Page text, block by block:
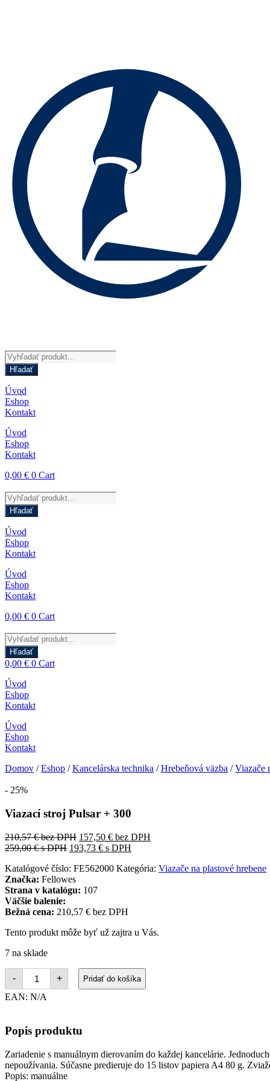
Products
search
Hľadať
Úvod
Eshop
Kontakt
Úvod
Eshop
Kontakt
0,00 € 0 Cart
Products
search
Hľadať
Úvod
Eshop
Kontakt
Úvod
Eshop
Kontakt
0,00 € 0 Cart
Products
search
Hľadať
0,00 € 0 Cart
Úvod
Eshop
Kontakt
Úvod
Eshop
Kontakt
Domov /Eshop /Kancelárska technika /Hrebeňová väzba /Viazače
- 25%
Viazací stroj Pulsar + 300
210,57€bez DPH 157,50 € bez DPH
259,00€s DPH 193,73 € s DPH
Katalógové číslo: FE562000 Kategória: Viazače na plastové hrebene
Značka: Fellowes
Strana v katalógu: 107
Väčšie balenie:
Bežná cena: 210,57 € bez DPH
Tento produkt môže byť už zajtra u Vás.
7 na sklade
-
množstvo
Viazací
stroj
Pulsar
+ Pridať do košíka
EAN: N/A
Popis produktu
Zariadenie s manuálnym dierovaním do každej kancelárie.
nepoužívania. Súčasne predieruje do 15 listov papiera A4 80 g.
Popis: manuálne